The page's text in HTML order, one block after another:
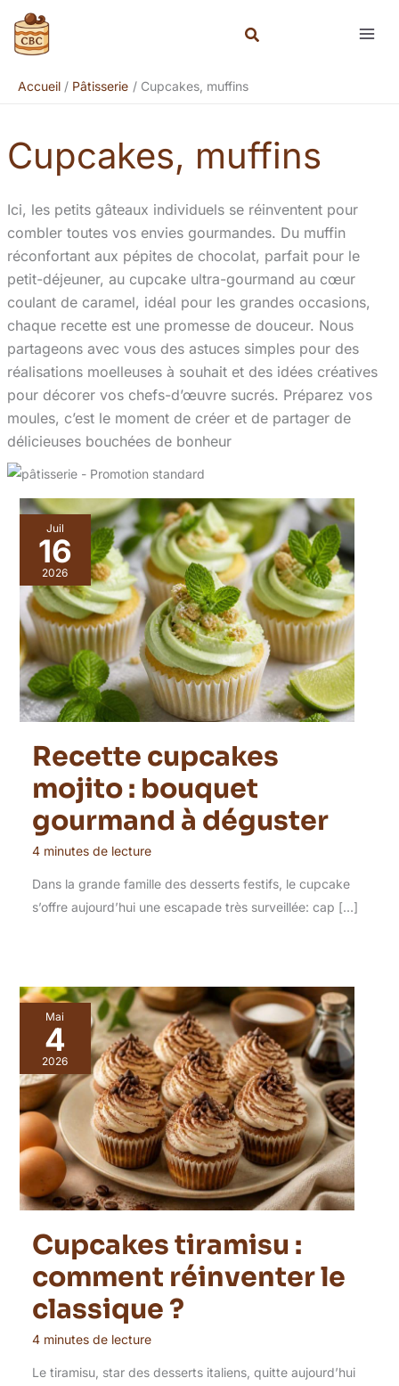
contenu
Accueil
Pâtisserie Cupcakes, muffins
Cupcakes, muffins
Ici, les petits gâteaux individuels se réinventent pour
combler toutes vos envies gourmandes. Du muffin
réconfortant aux pépites de chocolat, parfait pour le
petit-déjeuner, au cupcake ultra-gourmand au cœur
coulant de caramel, idéal pour les grandes occasions,
chaque recette est une promesse de douceur. Nous
partageons avec vous des astuces simples pour des
réalisations moelleuses à souhait et des idées créatives
pour décorer vos chefs-d’œuvre sucrés. Préparez vos
moules, c’est le moment de créer et de partager de
délicieuses bouchées de bonheur
Juil
16
2026
Recette cupcakes
mojito : bouquet
gourmand à déguster
4 minutes de lecture
Dans la grande famille des desserts festifs, le cupcake
s’offre aujourd’hui une escapade très surveillée: cap […]
Mai
4
2026
Cupcakes tiramisu :
comment réinventer le
classique ?
4 minutes de lecture
Le tiramisu, star des desserts italiens, quitte aujourd’hui
Rechercher